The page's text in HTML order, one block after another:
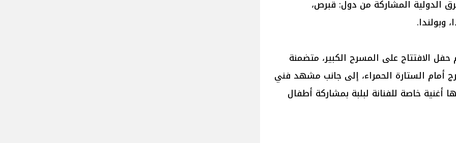
الدولية المشاركة من دول: قبرص،
وبولندا.
الافتتاح على المسرح الكبير، متضمنة
أمام الستارة الحمراء، إلى جانب مشهد فني
أغنية خاصة للفنانة لبلبة بمشاركة أطفال